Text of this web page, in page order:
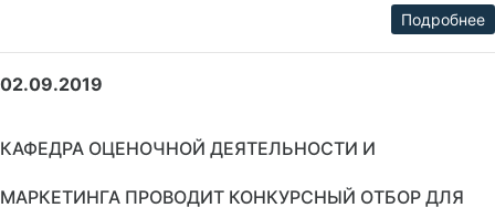
Подробнее
02.09.2019
КАФЕДРА ОЦЕНОЧНОЙ ДЕЯТЕЛЬНОСТИ И
МАРКЕТИНГА ПРОВОДИТ КОНКУРСНЫЙ ОТБОР ДЛЯ